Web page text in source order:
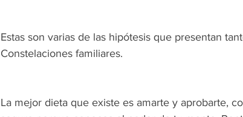
Estas son varias de las hipótesis que presentan
Constelaciones familiares.
La mejor dieta que existe es amarte y aprobarte,